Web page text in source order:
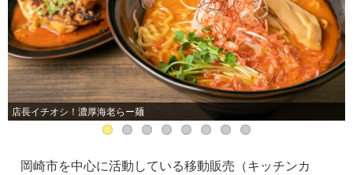
店長イチオシ！濃厚海老らー麺
岡崎市を中心に活動している移動販売（キッチンカ